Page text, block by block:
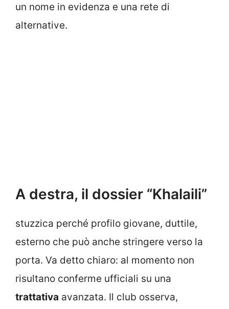
un nome in evidenza e una rete di
alternative.
A destra, il dossier “Khalaili”
stuzzica perché profilo giovane, duttile,
esterno che può anche stringere verso la
porta. Va detto chiaro: al momento non
risultano conferme ufficiali su una
trattativa avanzata. Il club osserva,